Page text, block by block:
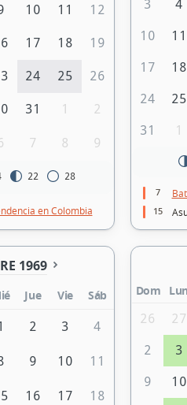
10 11 12
17 18 19
24 25 26
31 1 2
7 8 9
22 28
en Colombia
3 4
10 11
17 18
24 25
31 1
7
15
1969
Jue Vie Sáb
2 3 4
9 10 11
16 17 18
Dom Lun
26
27
2 3
9 10